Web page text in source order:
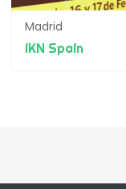
Madrid
iKN Spain